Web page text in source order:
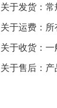
关于发货：常
关于运费：所
关于收货：一
关于售后：产